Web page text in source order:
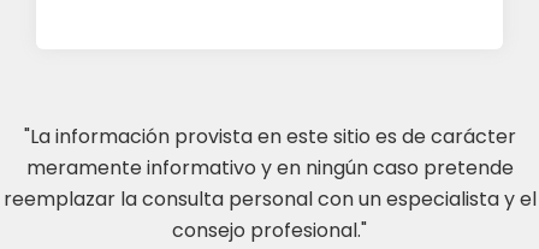
"La información provista en este sitio es de carácter
meramente informativo y en ningún caso pretende
reemplazar la consulta personal con un especialista y el
consejo profesional."